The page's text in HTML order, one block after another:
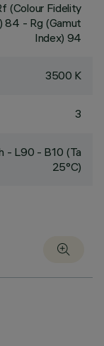
(Colour Fidelity
84 - Rg (Gamut
Index) 94
3500 K
3
- L90 - B10 (Ta
25°C)